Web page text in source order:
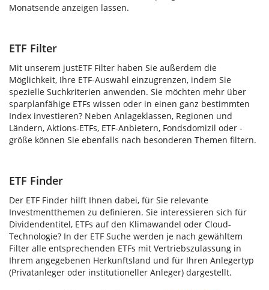
Monatsende anzeigen lassen.
ETF Filter
Mit unserem justETF Filter haben Sie außerdem die
Möglichkeit, Ihre ETF-Auswahl einzugrenzen, indem Sie
spezielle Suchkriterien anwenden. Sie möchten mehr über
sparplanfähige ETFs wissen oder in einen ganz bestimmten
Index investieren? Neben Anlageklassen, Regionen und
Ländern, Aktions-ETFs, ETF-Anbietern, Fondsdomizil oder -
größe können Sie ebenfalls nach besonderen Themen filtern.
ETF Finder
Der ETF Finder hilft Ihnen dabei, für Sie relevante
Investmentthemen zu definieren. Sie interessieren sich für
Dividendentitel, ETFs auf den Klimawandel oder Cloud-
Technologie? In der ETF Suche werden je nach gewähltem
Filter alle entsprechenden ETFs mit Vertriebszulassung in
Ihrem angegebenen Herkunftsland und für Ihren Anlegertyp
(Privatanleger oder institutioneller Anleger) dargestellt.